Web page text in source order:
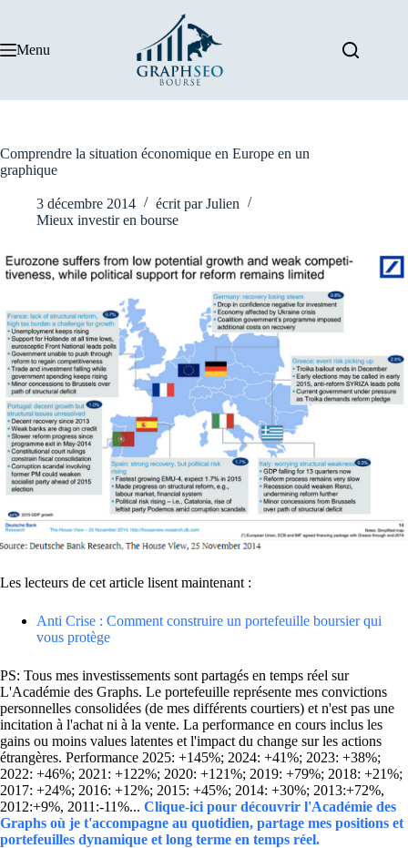
Menu
Comprendre la situation économique en Europe en un
graphique
3 décembre 2014 écrit par Julien
Mieux investir en bourse
Les lecteurs de cet article lisent maintenant :
Anti Crise : Comment construire un portefeuille boursier qui
vous protège
PS: Tous mes investissements sont partagés en temps réel sur
L'Académie des Graphs. Le portefeuille représente mes convictions
personnelles consolidées (de mes différents courtiers) et n'est pas une
incitation à l'achat ni à la vente. La performance en cours inclus les
gains ou moins values latentes et l'impact du change sur les actions
étrangères. Performance 2025: +145%; 2024: +41%; 2023: +38%;
2022: +46%; 2021: +122%; 2020: +121%; 2019: +79%; 2018: +21%;
2017: +24%; 2016: +12%; 2015: +45%; 2014: +30%; 2013:+72%,
2012:+9%, 2011:-11%... Clique-ici pour découvrir l'Académie des
Graphs où je t'accompagne au quotidien, partage mes positions et
portefeuilles dynamique et long terme en temps réel.